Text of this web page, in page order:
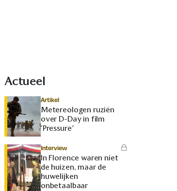
Actueel
Artikel
Metereologen ruziën
over D-Day in film
‘Pressure’
Interview
In Florence waren niet
de huizen, maar de
huwelijken
onbetaalbaar